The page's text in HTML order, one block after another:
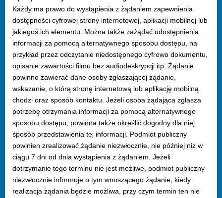
Każdy ma prawo do wystąpienia z żądaniem zapewnienia
dostępności cyfrowej strony internetowej, aplikacji mobilnej lub
jakiegoś ich elementu. Można także zażądać udostępnienia
informacji za pomocą alternatywnego sposobu dostępu, na
przykład przez odczytanie niedostępnego cyfrowo dokumentu,
opisanie zawartości filmu bez audiodeskrypcji itp. Żądanie
powinno zawierać dane osoby zgłaszającej żądanie,
wskazanie, o którą stronę internetową lub aplikację mobilną
chodzi oraz sposób kontaktu. Jeżeli osoba żądająca zgłasza
potrzebę otrzymania informacji za pomocą alternatywnego
sposobu dostępu, powinna także określić dogodny dla niej
sposób przedstawienia tej informacji. Podmiot publiczny
powinien zrealizować żądanie niezwłocznie, nie później niż w
ciągu 7 dni od dnia wystąpienia z żądaniem. Jeżeli
dotrzymanie tego terminu nie jest możliwe, podmiot publiczny
niezwłocznie informuje o tym wnoszącego żądanie, kiedy
realizacja żądania będzie możliwa, przy czym termin ten nie